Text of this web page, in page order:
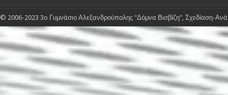
© 2006-2023 3o Γυμνάσιο Αλεξανδρούπολης "Δόμνα Βισβίζη", Σχεδίαση-